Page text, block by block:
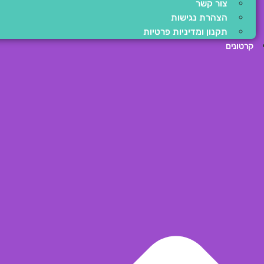
צור קשר
הצהרת נגישות
תקנון ומדיניות פרטיות
קרטונים